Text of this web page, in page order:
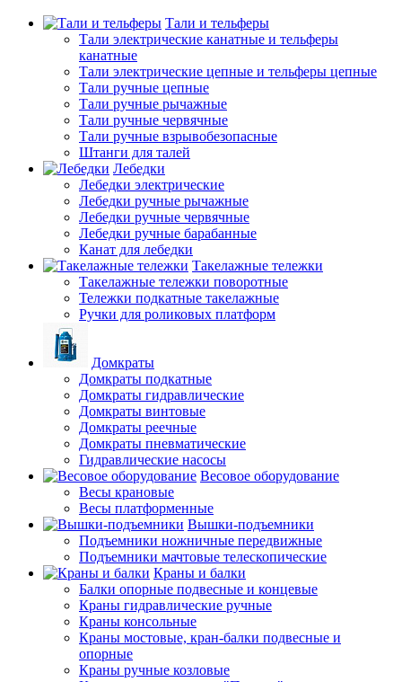
Тали и тельферы
Тали электрические канатные и тельферы
канатные
Тали электрические цепные и тельферы цепные
Тали ручные цепные
Тали ручные рычажные
Тали ручные червячные
Тали ручные взрывобезопасные
Штанги для талей
Лебедки
Лебедки электрические
Лебедки ручные рычажные
Лебедки ручные червячные
Лебедки ручные барабанные
Канат для лебедки
Такелажные тележки
Такелажные тележки поворотные
Тележки подкатные такелажные
Ручки для роликовых платформ
Домкраты
Домкраты подкатные
Домкраты гидравлические
Домкраты винтовые
Домкраты реечные
Домкраты пневматические
Гидравлические насосы
Весовое оборудование
Весы крановые
Весы платформенные
Вышки-подъемники
Подъемники ножничные передвижные
Подъемники мачтовые телескопические
Краны и балки
Балки опорные подвесные и концевые
Краны гидравлические ручные
Краны консольные
Краны мостовые, кран-балки подвесные и
опорные
Краны ручные козловые